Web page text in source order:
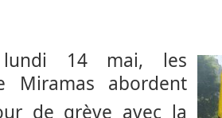
lundi 14 mai, les
Miramas abordent
de grève avec la